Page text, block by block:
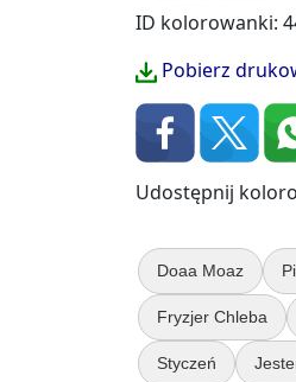
ID kolorowanki:
Pobierz
Udostępnij
Doaa Moaz
Fryzjer Chleba
Styczeń